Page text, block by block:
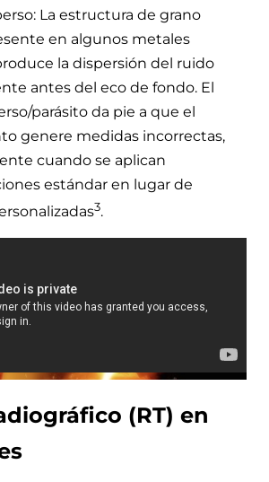
La estructura de grano
en algunos metales
la dispersión del ruido
antes del eco de fondo. El
parásito da pie a que el
genere medidas incorrectas,
cuando se aplican
estándar en lugar de
3.
(RT) en